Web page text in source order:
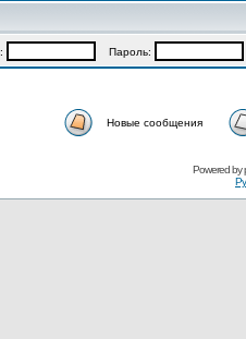
Пароль:
Новые сообщения
Powered by